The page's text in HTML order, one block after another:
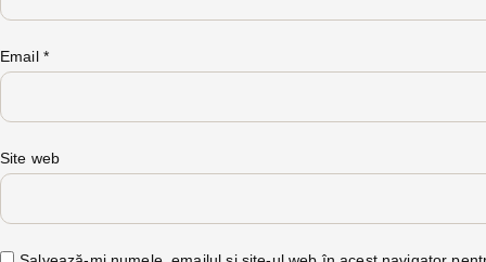
Email *
Site web